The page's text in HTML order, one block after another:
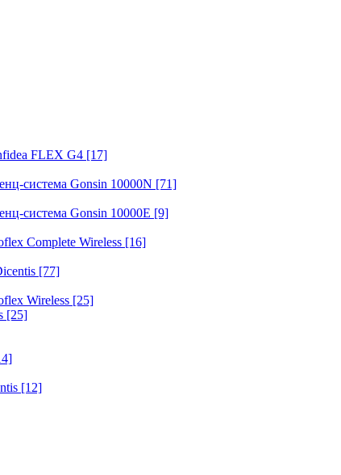
FLEX G4 [17]
система Gonsin 10000N [71]
система Gonsin 10000E [9]
Complete Wireless [16]
[77]
Wireless [25]
[25]
[12]